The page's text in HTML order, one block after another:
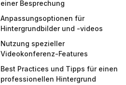
einer Besprechung
Anpassungsoptionen für
Hintergrundbilder und -videos
Nutzung spezieller
Videokonferenz-Features
Best Practices und Tipps für einen
professionellen Hintergrund